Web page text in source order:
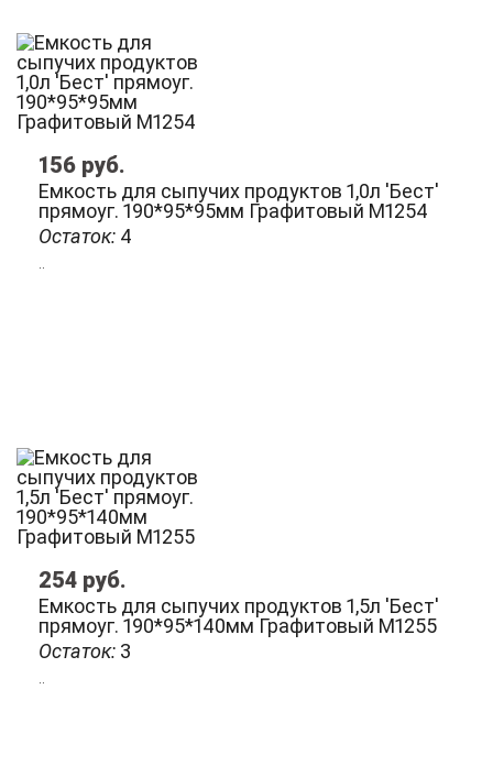
Остаток: 4
Емкость для сыпучих продуктов 1,0л 'Бест'
прямоуг. 190*95*95мм Графитовый М1254
156 руб.
Остаток: 3
Емкость для сыпучих продуктов 1,5л 'Бест'
прямоуг. 190*95*140мм Графитовый М1255
254 руб.